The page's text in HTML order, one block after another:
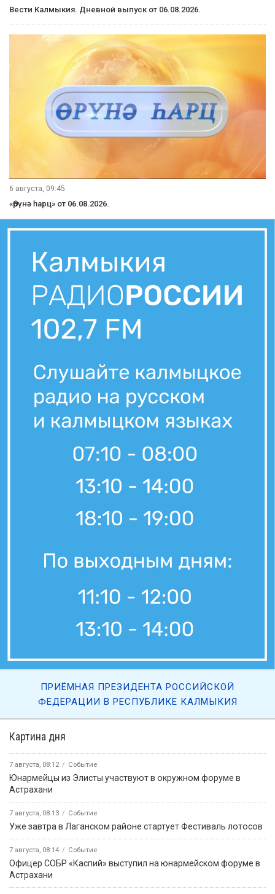
Картина дня
7 августа, 08:12 Событие
Юнармейцы из Элисты участвуют в окружном форуме в
Астрахани
7 августа, 08:13 Событие
Уже завтра в Лаганском районе стартует Фестиваль лотосов
7 августа, 08:14 Событие
Офицер СОБР «Каспий» выступил на юнармейском форуме в
Астрахани
Вести Калмыкия. Дневной выпуск от 06.08.2026.
6 августа, 09:45
«Өрүнә һарц» от 06.08.2026.
ПРИЁМНАЯ ПРЕЗИДЕНТА РОССИЙСКОЙ
ФЕДЕРАЦИИ В РЕСПУБЛИКЕ КАЛМЫКИЯ